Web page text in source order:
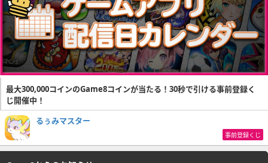
最大300,000コインのGame8コインが当たる！30秒で引ける事前登録く
じ開催中！
るぅみマスター
事前登録くじ